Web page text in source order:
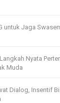
untuk Jaga
Nyata
Muda
Dialog, Insentif